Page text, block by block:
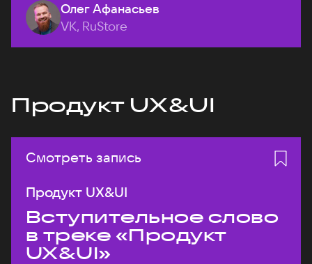
Олег Афанасьев
VK, RuStore
Продукт UX&UI
Смотреть запись
Продукт UX&UI
Вступительное слово
в треке «Продукт
UX&UI»